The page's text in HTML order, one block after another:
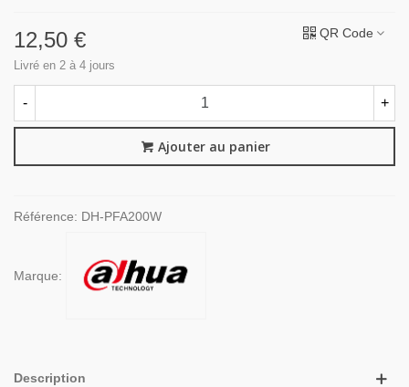
12,50 €
Livré en 2 à 4 jours
QR Code
- +
Ajouter au panier
Référence: DH-PFA200W
Marque:
Description